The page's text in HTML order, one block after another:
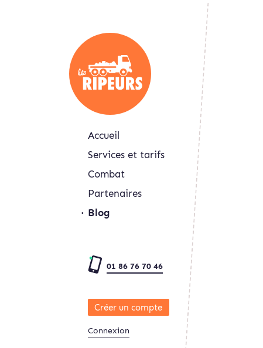
Accueil
Services et tarifs
Combat
Partenaires
Blog
01 86 76 70 46
Créer un compte
Connexion